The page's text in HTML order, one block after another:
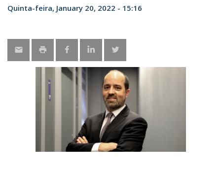
Quinta-feira, January 20, 2022 - 15:16